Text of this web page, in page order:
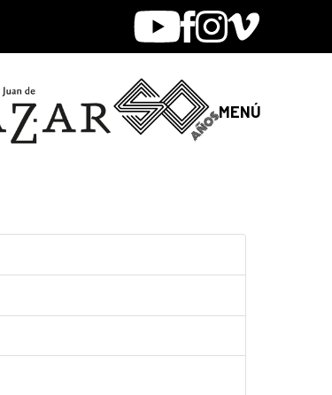
YoutubeFacebook
Instagram
Vimeo
MENÚ